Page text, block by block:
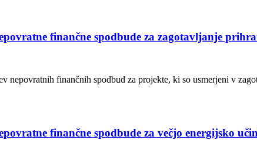
finančne spodbude za zagotavljanje
nepovratnih finančnih spodbud za projekte, ki so usmerjeni v
finančne spodbude za večjo energijsko